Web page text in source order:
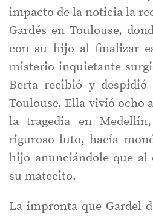
impacto de la noticia la
Gardés en Toulouse,
con su hijo al finalizar
misterio inquietante
Berta recibió y
Toulouse. Ella vivió ocho
la tragedia en
riguroso luto, hacía
hijo anunciándole que al
su matecito.
La impronta que Gardel